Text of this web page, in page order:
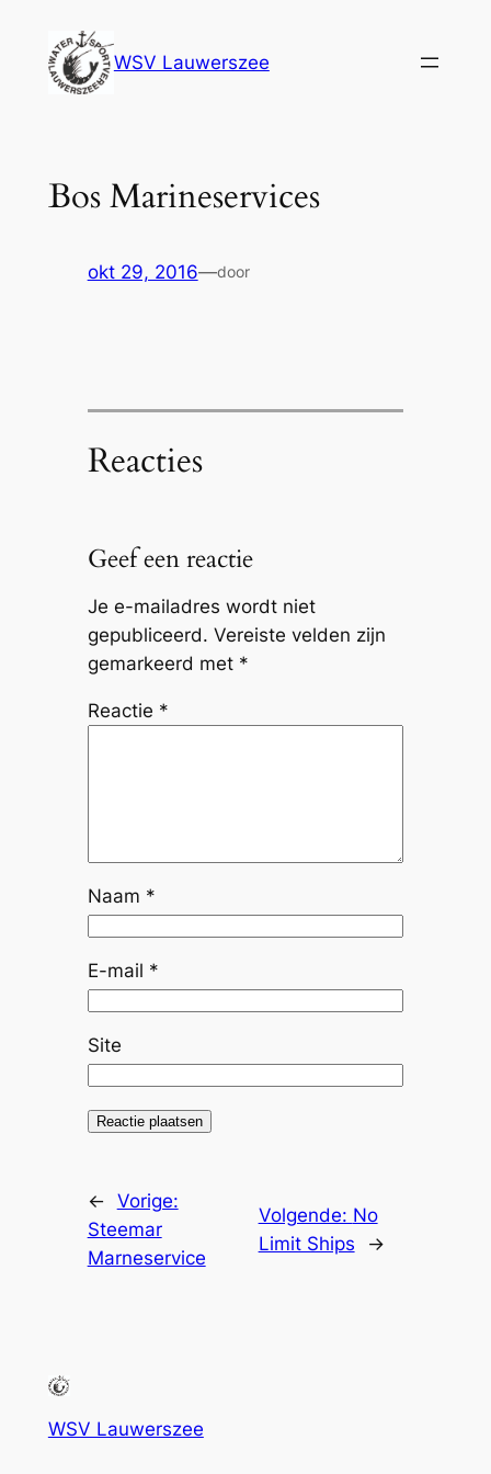
WSV Lauwerszee
Bos Marineservices
okt 29, 2016—door
Reacties
Geef een reactie
Je e-mailadres wordt niet
gepubliceerd. Vereiste velden zijn
gemarkeerd met *
Reactie *
Naam *
E-mail *
Site
← Vorige:
Steemar
Marneservice
Volgende: No
Limit Ships
→
WSV Lauwerszee